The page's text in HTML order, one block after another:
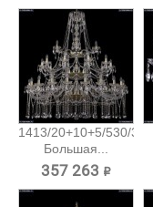
1413/20+10+5/530/3d/G
Большая...
357 263 ₽